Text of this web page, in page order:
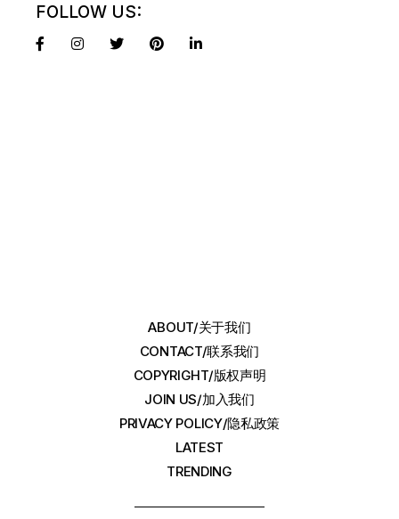
FOLLOW US:
ABOUT/关于我们
CONTACT/联系我们
COPYRIGHT/版权声明
JOIN US/加入我们
PRIVACY POLICY/隐私政策
LATEST
TRENDING